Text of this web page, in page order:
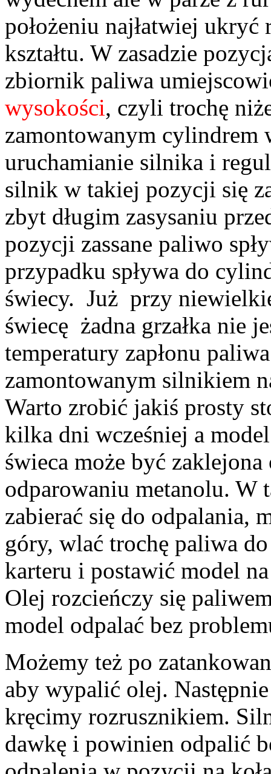
położeniu najłatwiej ukryć
kształtu. W zasadzie
zbiornik paliwa
wysokości, czyli trochę
zamontowanym cylindrem
uruchamianie silnika i
silnik w takiej pozycji się
zbyt długim zasysaniu
pozycji zassane paliwo
przypadku spływa do
świecy. Już przy
świecę żadna grzałka nie
temperatury zapłonu
zamontowanym silnikiem
Warto zrobić jakiś prosty
kilka dni wcześniej a
świeca może być
odparowaniu metanolu. W
zabierać się do odpalania,
góry, wlać trochę paliwa
karteru i postawić model
Olej rozcieńczy się
model odpalać bez
Możemy też po
aby wypalić olej.
kręcimy rozrusznikiem.
dawkę i powinien odpalić